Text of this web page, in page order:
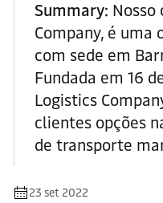
Summary: Nosso
Company, é uma
com sede em
Fundada em 16
Logistics
clientes opções
de transporte
23 set 2022